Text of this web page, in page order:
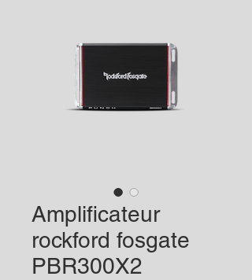
Amplificateur
rockford fosgate
PBR300X2